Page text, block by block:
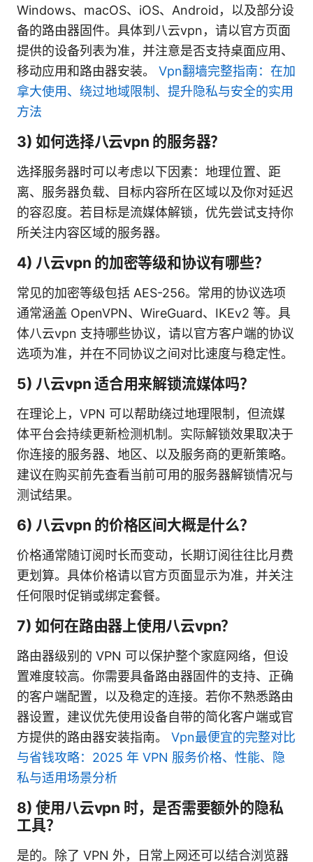
Windows、macOS、iOS、Android，以及部分设
备的路由器固件。具体到八云vpn，请以官方页面
提供的设备列表为准，并注意是否支持桌面应用、
移动应用和路由器安装。 Vpn翻墙完整指南：在加
拿大使用、绕过地域限制、提升隐私与安全的实用
方法
3) 如何选择八云vpn 的服务器？
选择服务器时可以考虑以下因素：地理位置、距
离、服务器负载、目标内容所在区域以及你对延迟
的容忍度。若目标是流媒体解锁，优先尝试支持你
所关注内容区域的服务器。
4) 八云vpn 的加密等级和协议有哪些？
常见的加密等级包括 AES-256。常用的协议选项
通常涵盖 OpenVPN、WireGuard、IKEv2 等。具
体八云vpn 支持哪些协议，请以官方客户端的协议
选项为准，并在不同协议之间对比速度与稳定性。
5) 八云vpn 适合用来解锁流媒体吗？
在理论上，VPN 可以帮助绕过地理限制，但流媒
体平台会持续更新检测机制。实际解锁效果取决于
你连接的服务器、地区、以及服务商的更新策略。
建议在购买前先查看当前可用的服务器解锁情况与
测试结果。
6) 八云vpn 的价格区间大概是什么？
价格通常随订阅时长而变动，长期订阅往往比月费
更划算。具体价格请以官方页面显示为准，并关注
任何限时促销或绑定套餐。
7) 如何在路由器上使用八云vpn？
路由器级别的 VPN 可以保护整个家庭网络，但设
置难度较高。你需要具备路由器固件的支持、正确
的客户端配置，以及稳定的连接。若你不熟悉路由
器设置，建议优先使用设备自带的简化客户端或官
方提供的路由器安装指南。 Vpn最便宜的完整对比
与省钱攻略：2025 年 VPN 服务价格、性能、隐
私与适用场景分析
8) 使用八云vpn 时，是否需要额外的隐私
工具？
是的。除了 VPN 外，日常上网还可以结合浏览器